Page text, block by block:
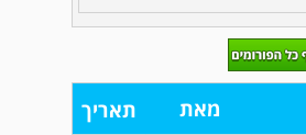
מאת תאריך